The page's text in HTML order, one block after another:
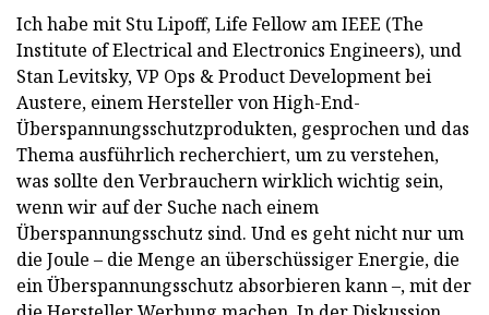
Ich habe mit Stu Lipoff, Life Fellow am IEEE (The
Institute of Electrical and Electronics Engineers), und
Stan Levitsky, VP Ops & Product Development bei
Austere, einem Hersteller von High-End-
Überspannungsschutzprodukten, gesprochen und das
Thema ausführlich recherchiert, um zu verstehen,
was sollte den Verbrauchern wirklich wichtig sein,
wenn wir auf der Suche nach einem
Überspannungsschutz sind. Und es geht nicht nur um
die Joule – die Menge an überschüssiger Energie, die
ein Überspannungsschutz absorbieren kann –, mit der